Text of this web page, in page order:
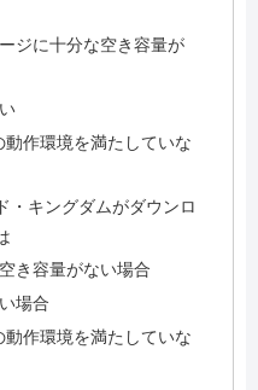
ジに十分な空き容量が
作環境を満たしていな
・キングダムがダウンロ
き容量がない場合
場合
作環境を満たしていな